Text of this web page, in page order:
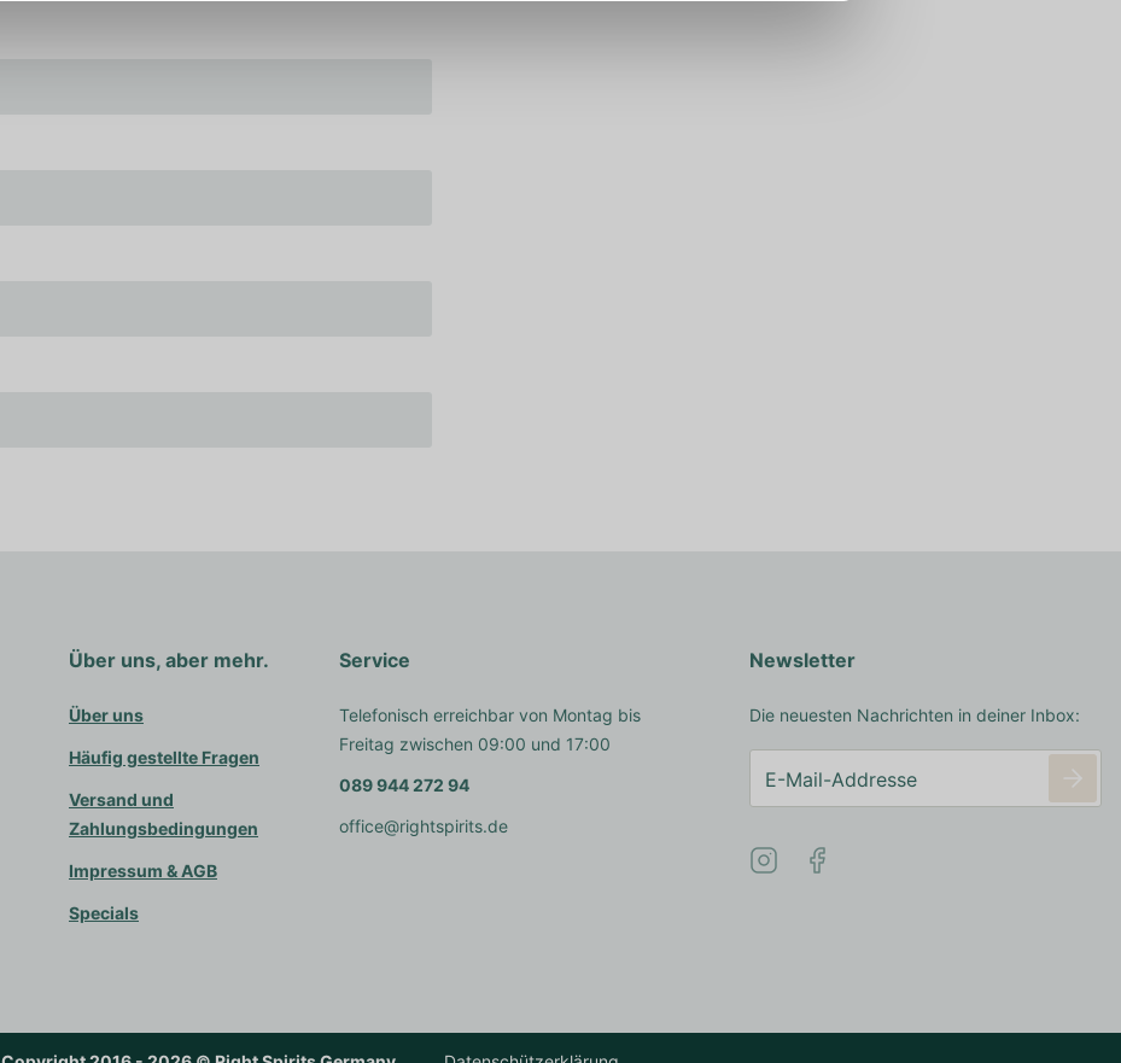
Über uns, aber mehr.
Über uns
Häufig gestellte Fragen
Versand und
Zahlungsbedingungen
Impressum & AGB
Specials
Service
Telefonisch erreichbar von Montag bis
Freitag zwischen 09:00 und 17:00
089 944 272 94
office@rightspirits.de
Newsletter
Die neuesten Nachrichten in deiner Inbox: